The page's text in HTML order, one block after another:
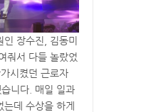
장수진, 김동미
줘서 다들 놀랐었
시켰던 근로자
니다. 매일 일과
데 수상을 하게